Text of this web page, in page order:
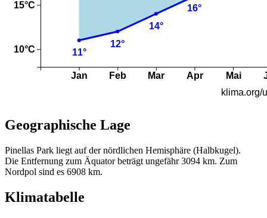
Geographische Lage
Pinellas Park liegt auf der nördlichen Hemisphäre (Halbkugel).
Die Entfernung zum Äquator beträgt ungefähr 3094 km. Zum
Nordpol sind es 6908 km.
Klimatabelle